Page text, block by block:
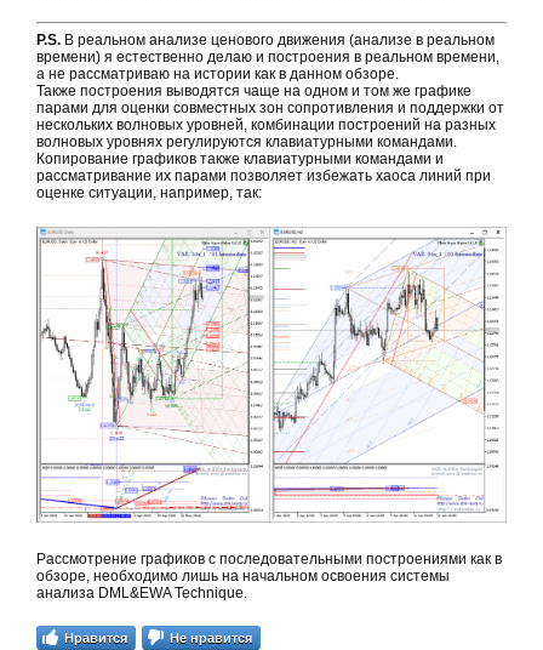
P.S. В реальном анализе ценового движения (анализе в реальном
времени) я естественно делаю и построения в реальном времени,
а не рассматриваю на истории как в данном обзоре.
Также построения выводятся чаще на одном и том же графике
парами для оценки совместных зон сопротивления и поддержки от
нескольких волновых уровней, комбинации построений на разных
волновых уровнях регулируются клавиатурными командами.
Копирование графиков также клавиатурными командами и
рассматривание их парами позволяет избежать хаоса линий при
оценке ситуации, например, так:
Рассмотрение графиков с последовательными построениями как в
обзоре, необходимо лишь на начальном освоения системы
анализа DML&EWA Technique.
Нравится Не нравится